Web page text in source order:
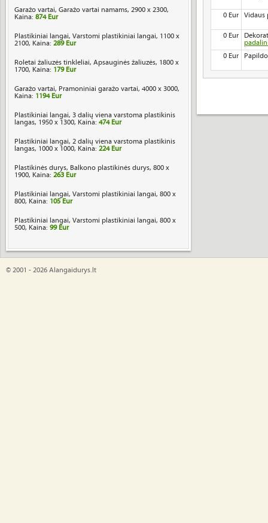
Garažo vartai, Garažo vartai namams, 2900 x 2300,
Kaina: 874 Eur
Plastikiniai langai, Varstomi plastikiniai langai, 1100 x
2100, Kaina: 289 Eur
Roletai žaliuzės tinkleliai, Apsauginės žaliuzės, 1800 x
1700, Kaina: 179 Eur
Garažo vartai, Pramoniniai garažo vartai, 4000 x 3000,
Kaina: 1194 Eur
Plastikiniai langai, 3 dalių viena varstoma plastikinis
langas, 1950 x 1300, Kaina: 474 Eur
Plastikiniai langai, 2 dalių viena varstoma plastikinis
langas, 1000 x 1000, Kaina: 224 Eur
Plastikinės durys, Balkono plastikinės durys, 800 x
1900, Kaina: 263 Eur
Plastikiniai langai, Varstomi plastikiniai langai, 800 x
800, Kaina: 105 Eur
Plastikiniai langai, Varstomi plastikiniai langai, 800 x
500, Kaina: 99 Eur
0 Eur Vidaus
0 Eur
0 Eur
© 2001 - 2026 Alangaidurys.lt